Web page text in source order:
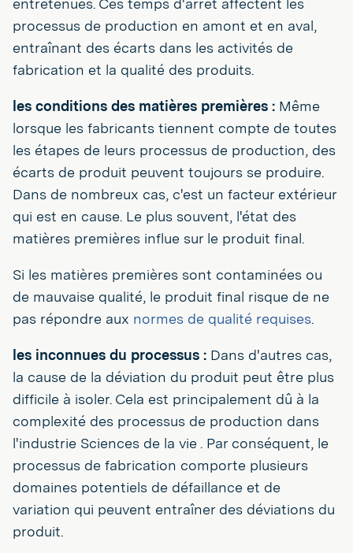
entretenues. Ces temps d'arrêt affectent les
processus de production en amont et en aval,
entraînant des écarts dans les activités de
fabrication et la qualité des produits.
les conditions des matières premières : Même
lorsque les fabricants tiennent compte de toutes
les étapes de leurs processus de production, des
écarts de produit peuvent toujours se produire.
Dans de nombreux cas, c'est un facteur extérieur
qui est en cause. Le plus souvent, l'état des
matières premières influe sur le produit final.
Si les matières premières sont contaminées ou
de mauvaise qualité, le produit final risque de ne
pas répondre aux normes de qualité requises.
les inconnues du processus : Dans d'autres cas,
la cause de la déviation du produit peut être plus
difficile à isoler. Cela est principalement dû à la
complexité des processus de production dans
l'industrie Sciences de la vie . Par conséquent, le
processus de fabrication comporte plusieurs
domaines potentiels de défaillance et de
variation qui peuvent entraîner des déviations du
produit.